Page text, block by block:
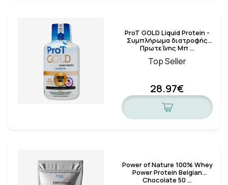
ProT GOLD Liquid Protein -
Συμπλήρωμα διατροφής
Πρωτεΐνης Μπ …
Top Seller
28.97€
Power of Nature 100% Whey
Power Protein Belgian
Chocolate 50 …